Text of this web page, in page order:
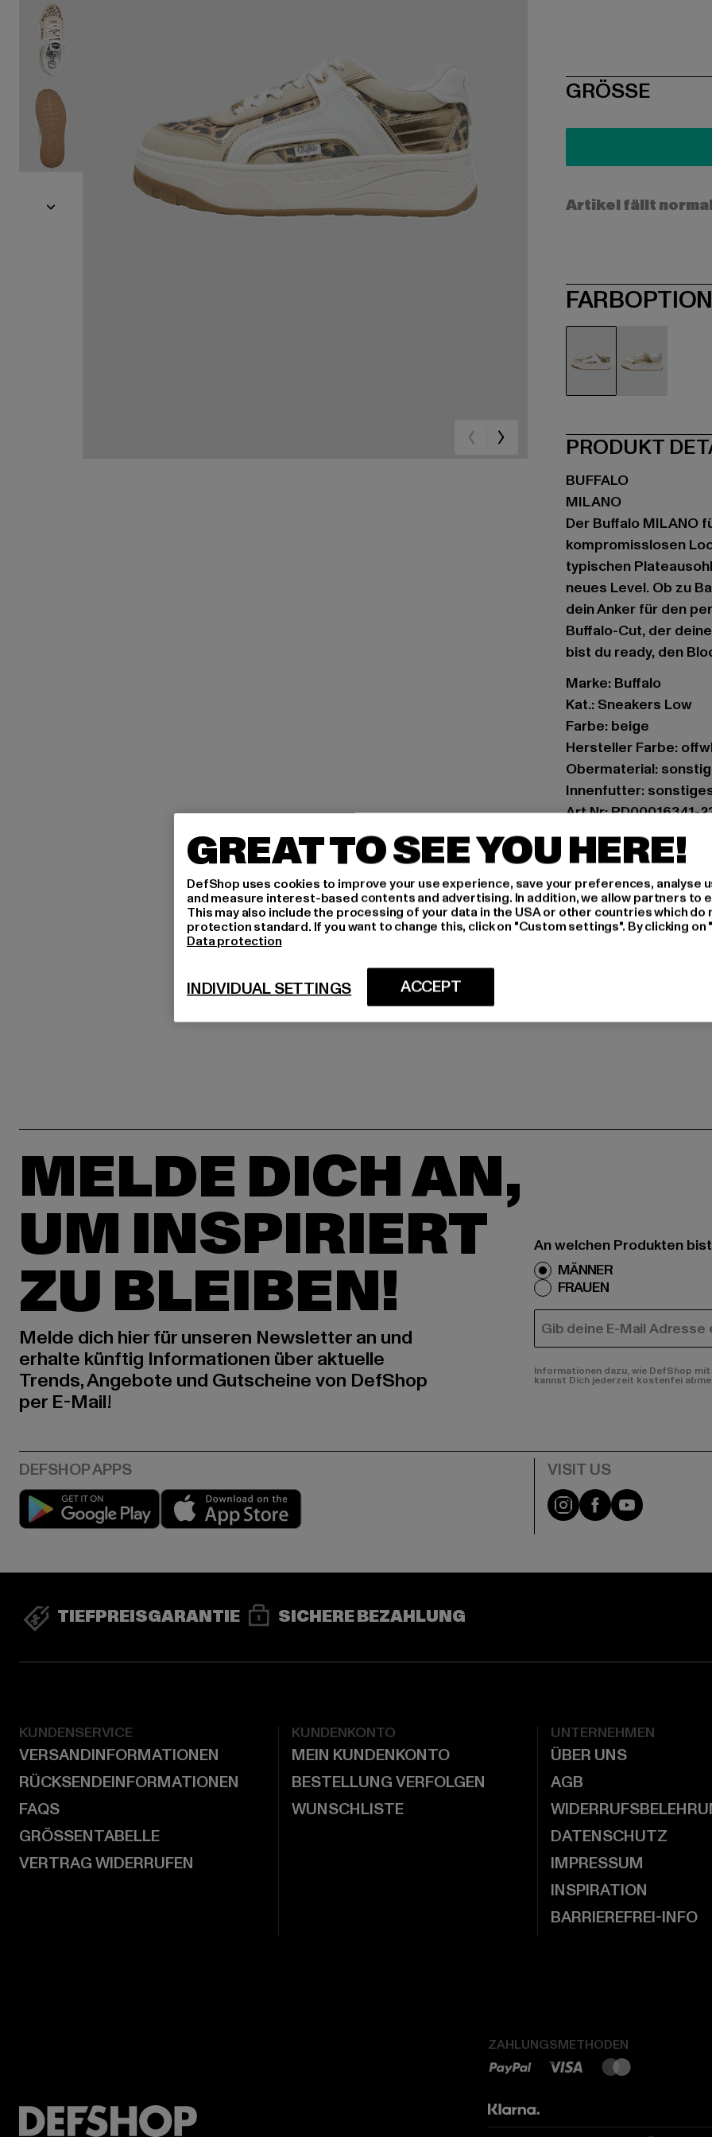
SIZE
GRÖSSE
Artikel fällt
PRODUKT
BUFFALO
MILANO
Der Buffalo MILANO
kompromisslosen
typischen
neues Level. Ob zu
dein Anker für den
Buffalo-Cut, der
bist du ready, den
Marke: Buffalo
Kat.: Sneakers Low
Farbe: beige
Hersteller Farbe:
Obermaterial:
Innenfutter:
Art.Nr: PD00016341-
Hersteller: Buffalo
Schanzenstraße 41 |
GRÖSSE
MELDE DICH AN,
UM INSPIRIERT
ZU BLEIBEN!
Melde dich hier für unseren Newsletter an und
erhalte künftig Informationen über aktuelle
Trends, Angebote und Gutscheine von DefShop
per E-Mail!
An welchen Produkten
MÄNNER
FRAUEN
E-MAIL
Informationen dazu, wie DefShop
kannst Dich jederzeit kostenfei
Play market Visit our Instagram
Visit ourVisit our
TIEFPREISGARANTIE SICHERE BEZAHLUNG
KUNDENSERVICE
VERSANDINFORMATIONEN
RÜCKSENDEINFORMATIONEN
FAQS
GRÖSSENTABELLE
VERTRAG WIDERRUFEN
KUNDENKONTO
MEIN KUNDENKONTO
BESTELLUNG VERFOLGEN
WUNSCHLISTE
UNTERNEHMEN
ÜBER UNS
AGB
DATENSCHUTZ
IMPRESSUM
INSPIRATION
BARRIEREFREI-INFO
ZAHLUNGSMETHODEN
GREAT TO SEE YOU HERE!
DefShop uses cookies to improve your use experience, save your preferences, analyse
and measure interest-based contents and advertising. In addition, we allow partners to
This may also include the processing of your data in the USA or other countries which do
protection standard. If you want to change this, click on "Custom settings". By clicking
Data protection
ACCEPT
INDIVIDUAL SETTINGS